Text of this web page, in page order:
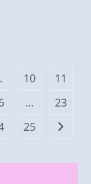
10
11
…
23
25